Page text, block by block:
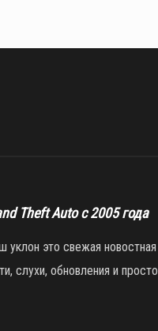
Theft Auto с 2005 года
это свежая новостная
слухи, обновления и просто